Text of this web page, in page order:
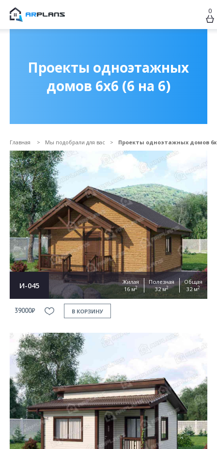
0
Проекты одноэтажных
домов 6х6 (6 на 6)
Главная Мы подобрали для вас Проекты одноэтажных домов
И-045
Жилая
16 м2
Полезная
32 м2
Общая
32 м2
39000₽ В КОРЗИНУ
Прикрепить файл
Согласен на обработку персональных данных
This site is protected by reCAPTCHA and the Google Privacy Policy andTerms of Service
ОТПРАВИТЬ